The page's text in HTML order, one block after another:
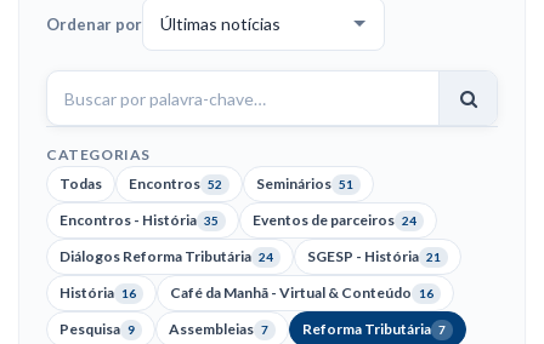
Ordenar por
Buscar
notícias
CATEGORIAS
Todas
Encontros 52 Seminários 51
Encontros - História 35 Eventos de parceiros 24
Diálogos Reforma Tributária 24 SGESP - História 21
História 16 Café da Manhã - Virtual & Conteúdo 16
Pesquisa 9 Assembleias 7 Reforma Tributária 7